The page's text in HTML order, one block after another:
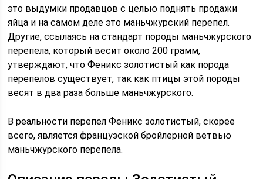
это выдумки продавцов с целью поднять продажи
яйца и на самом деле это маньчжурский перепел.
Другие, ссылаясь на стандарт породы маньчжурского
перепела, который весит около 200 грамм,
утверждают, что Феникс золотистый как порода
перепелов существует, так как птицы этой породы
весят в два раза больше маньчжурского.
В реальности перепел Феникс золотистый, скорее
всего, является французской бройлерной ветвью
маньчжурского перепела.